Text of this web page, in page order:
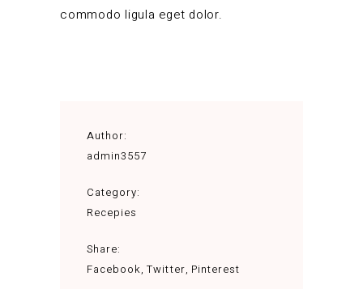
commodo ligula eget dolor.
Author:
admin3557
Category:
Recepies
Share:
Facebook Twitter Pinterest